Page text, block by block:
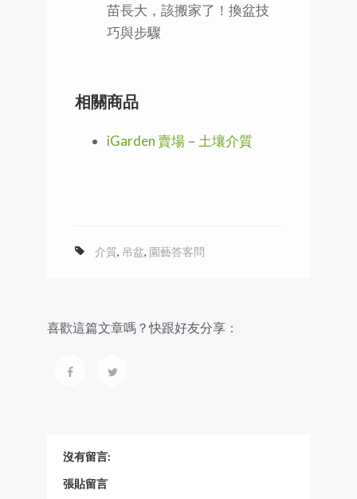
苗長大，該搬家了！換盆技
巧與步驟
相關商品
iGarden 賣場－ 土壤介質
介質, 吊盆, 園藝答客問
喜歡這篇文章嗎？快跟好友分享：
沒有留言:
張貼留言